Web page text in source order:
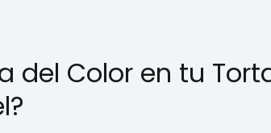
del Color en tu